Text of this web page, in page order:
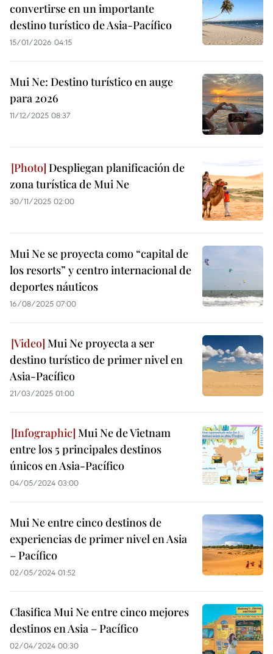
convertirse en un importante
destino turístico de Asia-Pacífico
15/01/2026 04:15
Mui Ne: Destino turístico en auge
para 2026
11/12/2025 08:37
Despliegan planificación de
zona turística de Mui Ne
30/11/2025 02:00
Mui Ne se proyecta como “capital de
los resorts” y centro internacional de
deportes náuticos
16/08/2025 07:00
Mui Ne proyecta a ser
destino turístico de primer nivel en
Asia-Pacífico
21/03/2025 01:00
Mui Ne de Vietnam
entre los 5 principales destinos
únicos en Asia-Pacífico
04/05/2024 03:00
Mui Ne entre cinco destinos de
experiencias de primer nivel en Asia
– Pacífico
02/05/2024 01:52
Clasifica Mui Ne entre cinco mejores
destinos en Asia – Pacífico
02/04/2024 00:30